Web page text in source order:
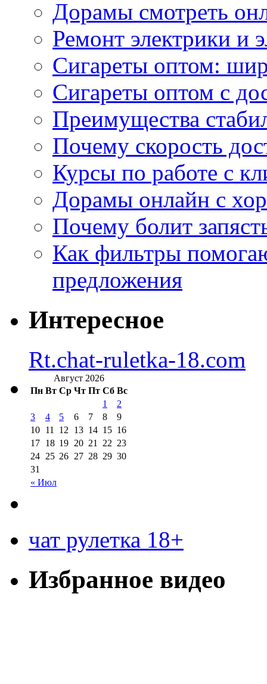
Дорамы смотреть
Ремонт электрики и
Сигареты оптом:
Сигареты оптом с
Преимущества
Почему скорость
Курсы по работе с
Дорамы онлайн с
Почему болит
Как фильтры
предложения
Интересное
Rt.chat-ruletka-18.com
Август 2026
Пн Вт Ср Чт Пт Сб Вс
« Июл
1
2
3
4 5 6 7 8
9
10 11 12 13 14 15 16
17 18 19 20 21 22 23
24 25 26 27 28 29 30
31
чат рулетка 18+
Избранное видео